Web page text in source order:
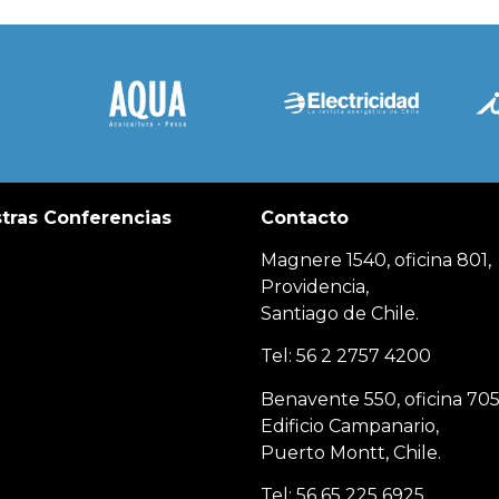
Conferencias Contacto
Magnere 1540, oficina 801,
Providencia,
Santiago de Chile.
Tel: 56 2 2757 4200
Benavente 550, oficina
Edificio Campanario,
Puerto Montt, Chile.